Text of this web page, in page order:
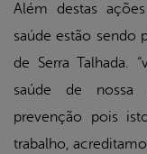
Além destas
saúde estão sendo
de Serra Talhada.
saúde de nossa
prevenção pois
trabalho,